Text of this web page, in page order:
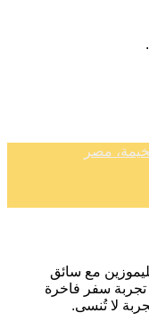
مع سائق
سفر فاخرة
لا تُنسى.